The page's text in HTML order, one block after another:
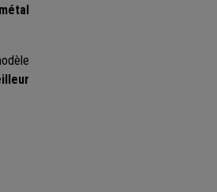
métal